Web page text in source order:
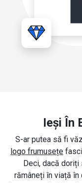
Ieși În
S-ar putea să fi
logo frumusețe
Deci, dacă
rămâneți în viață